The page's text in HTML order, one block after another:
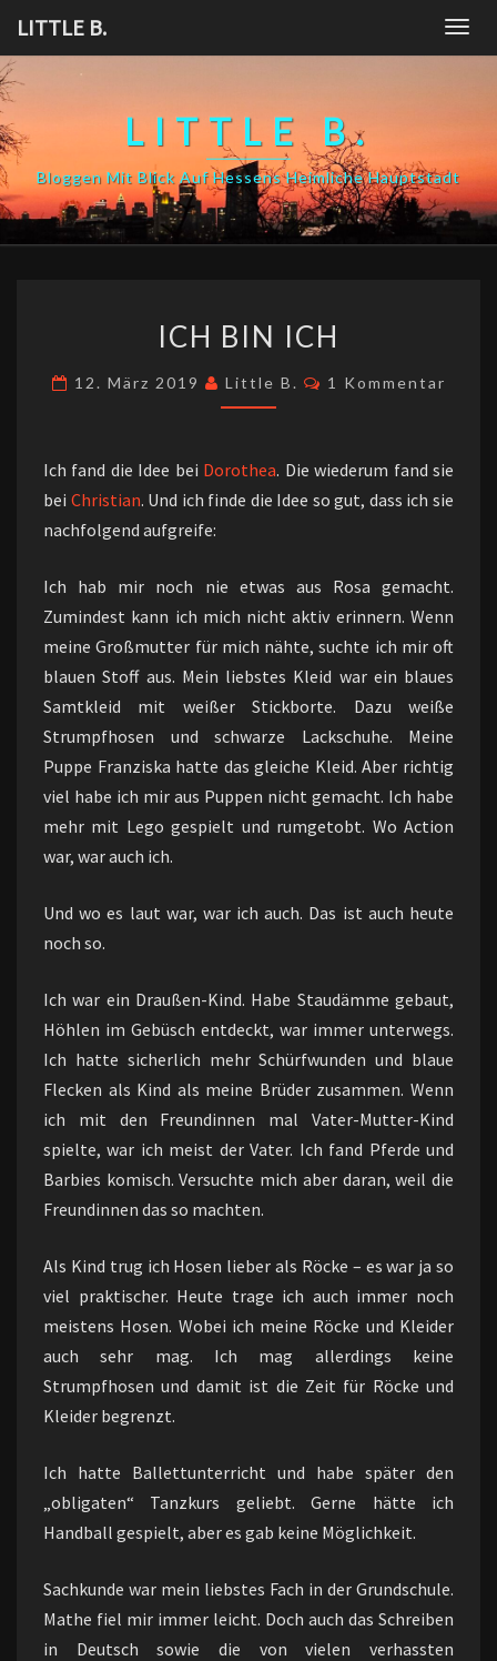
content
LITTLE B.
LITTLE B.
Bloggen Mit Blick Auf Hessens Heimliche Hauptstadt
BIN
ICH BIN ICH
12. März 2019 Little B. Kommentare
1 Kommentar
Ich fand die Idee bei Dorothea. Die wiederum fand sie
bei Christian. Und ich finde die Idee so gut, dass ich sie
nachfolgend aufgreife:
Ich hab mir noch nie etwas aus Rosa gemacht.
Zumindest kann ich mich nicht aktiv erinnern. Wenn
meine Großmutter für mich nähte, suchte ich mir oft
blauen Stoff aus. Mein liebstes Kleid war ein blaues
Samtkleid mit weißer Stickborte. Dazu weiße
Strumpfhosen und schwarze Lackschuhe. Meine
Puppe Franziska hatte das gleiche Kleid. Aber richtig
viel habe ich mir aus Puppen nicht gemacht. Ich habe
mehr mit Lego gespielt und rumgetobt. Wo Action
war, war auch ich.
Und wo es laut war, war ich auch. Das ist auch heute
noch so.
Ich war ein Draußen-Kind. Habe Staudämme gebaut,
Höhlen im Gebüsch entdeckt, war immer unterwegs.
Ich hatte sicherlich mehr Schürfwunden und blaue
Flecken als Kind als meine Brüder zusammen. Wenn
ich mit den Freundinnen mal Vater-Mutter-Kind
spielte, war ich meist der Vater. Ich fand Pferde und
Barbies komisch. Versuchte mich aber daran, weil die
Freundinnen das so machten.
Als Kind trug ich Hosen lieber als Röcke – es war ja so
viel praktischer. Heute trage ich auch immer noch
meistens Hosen. Wobei ich meine Röcke und Kleider
auch sehr mag. Ich mag allerdings keine
Strumpfhosen und damit ist die Zeit für Röcke und
Kleider begrenzt.
Ich hatte Ballettunterricht und habe später den
„obligaten“ Tanzkurs geliebt. Gerne hätte ich
Handball gespielt, aber es gab keine Möglichkeit.
Sachkunde war mein liebstes Fach in der Grundschule.
Mathe fiel mir immer leicht. Doch auch das Schreiben
in Deutsch sowie die von vielen verhassten